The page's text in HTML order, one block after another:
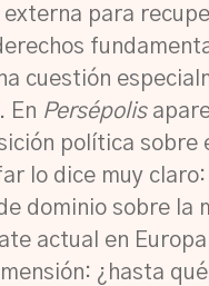
para
cuestión
En Persépolis
política sobre
lo dice muy claro:
dominio sobre la
actual en Europa
¿hasta